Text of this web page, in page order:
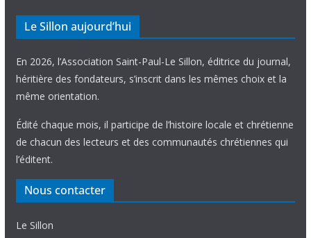
Le Sillon aujourd’hui
En 2026, l’Association Saint-Paul-Le Sillon, éditrice du journal,
héritière des fondateurs, s’inscrit dans les mêmes choix et la
même orientation.
Édité chaque mois, il participe de l’histoire locale et chrétienne
de chacun des lecteurs et des communautés chrétiennes qui
l’éditent.
Nous contacter
Le Sillon